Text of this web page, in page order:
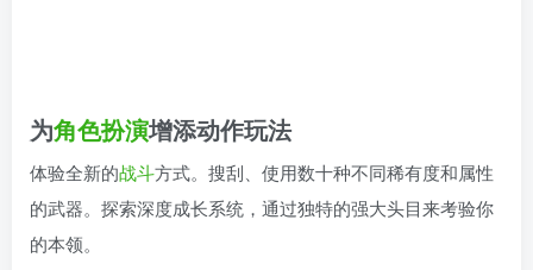
为角色扮演增添动作玩法
体验全新的战斗方式。搜刮、使用数十种不同稀有度和属性
的武器。探索深度成长系统，通过独特的强大头目来考验你
的本领。